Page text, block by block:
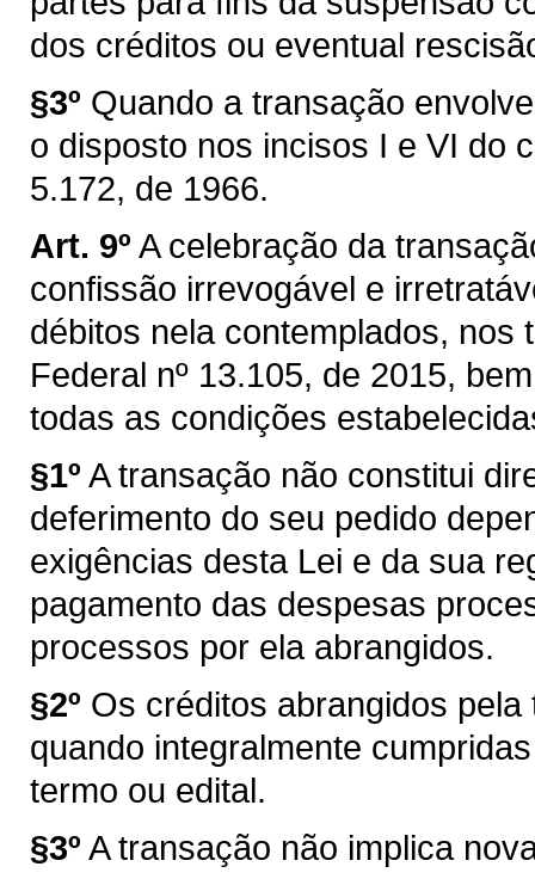
dos créditos ou eventual
§3º Quando a transação
o disposto nos incisos I e VI do
5.172, de 1966.
Art. 9º A celebração da
confissão irrevogável e
débitos nela contemplados, nos
Federal nº 13.105, de 2015,
todas as condições
§1º A transação não constitui
deferimento do seu pedido
exigências desta Lei e da sua
pagamento das despesas
processos por ela abrangidos.
§2º Os créditos abrangidos
quando integralmente
termo ou edital.
§3º A transação não implica